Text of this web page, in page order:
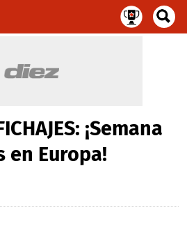
¡Semana
en Europa!